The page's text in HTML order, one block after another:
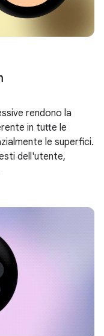
rendono la
in tutte le
le superfici.
dell'utente,